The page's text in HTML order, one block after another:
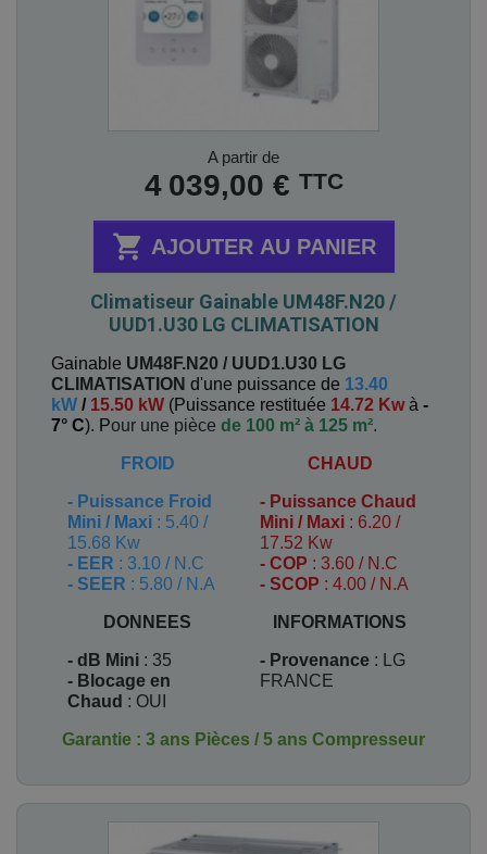
A partir de
4 039,00 € TTC
 AJOUTER AU PANIER
Climatiseur Gainable UM48F.N20 /
UUD1.U30 LG CLIMATISATION
Gainable UM48F.N20 / UUD1.U30 LG
CLIMATISATION d'une puissance de 13.40
kW / 15.50 kW (Puissance restituée 14.72 Kwà -
7° C). Pour une pièce de 100 m² à 125 m².
FROID
- Puissance Froid
Mini / Maxi : 5.40 /
15.68 Kw
- EER : 3.10 / N.C
- SEER : 5.80 / N.A
CHAUD
- Puissance Chaud
Mini / Maxi : 6.20 /
17.52 Kw
- COP : 3.60 / N.C
- SCOP : 4.00 / N.A
DONNEES
- dB Mini : 35
- Blocage en
Chaud : OUI
INFORMATIONS
- Provenance : LG
FRANCE
Garantie : 3 ans Pièces / 5 ans Compresseur